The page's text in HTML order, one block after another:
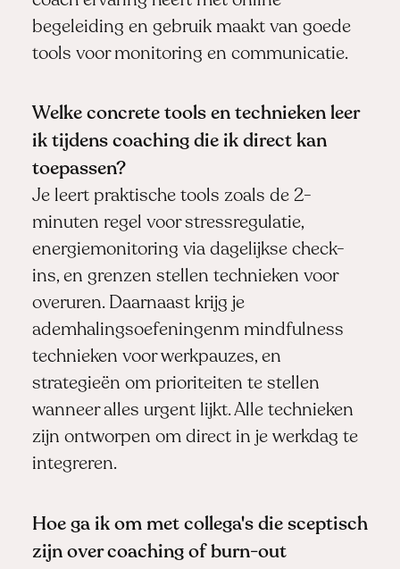
begeleiding en gebruik maakt van goede
tools voor monitoring en communicatie.
Welke concrete tools en technieken leer
ik tijdens coaching die ik direct kan
toepassen?
Je leert praktische tools zoals de 2-
minuten regel voor stressregulatie,
energiemonitoring via dagelijkse check-
ins, en grenzen stellen technieken voor
overuren. Daarnaast krijg je
ademhalingsoefeningenm mindfulness
technieken voor werkpauzes, en
strategieën om prioriteiten te stellen
wanneer alles urgent lijkt. Alle technieken
zijn ontworpen om direct in je werkdag te
integreren.
Hoe ga ik om met collega's die sceptisch
zijn over coaching of burn-out